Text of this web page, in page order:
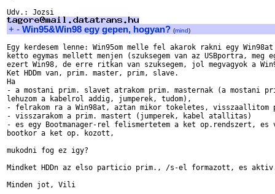
+ - Win95&Win98 egy gepen, hogyan? (mind)
Egy kerdesem lenne: Win95om melle fel akarok rakni egy
ketto egymas mellett menjen (szuksegem van az USBportra, meg
ezert Win98, de erre ritkan van szuksegem, jol megvagyok a
Ket HDDm van, prim. master, prim, slave.
Ha
- a mostani prim. slavet atrakom prim. masternak (a mostani
lehuzom a kabelrol addig, jumperek, tudom),
- felrakom ra a Win98at, aztan mikor tokeletes, visszaallitom
- visszarakom a prim. mastert (jumperek, kabel atallitas)
- es egy Bootmanager-rel felismertetem a ket op.rendszert, es
bootkor a ket op. kozott,
mukodni fog ez igy?
Mindket HDDn az elso particio prim., /s-el formazott, es
Minden jot, Vili